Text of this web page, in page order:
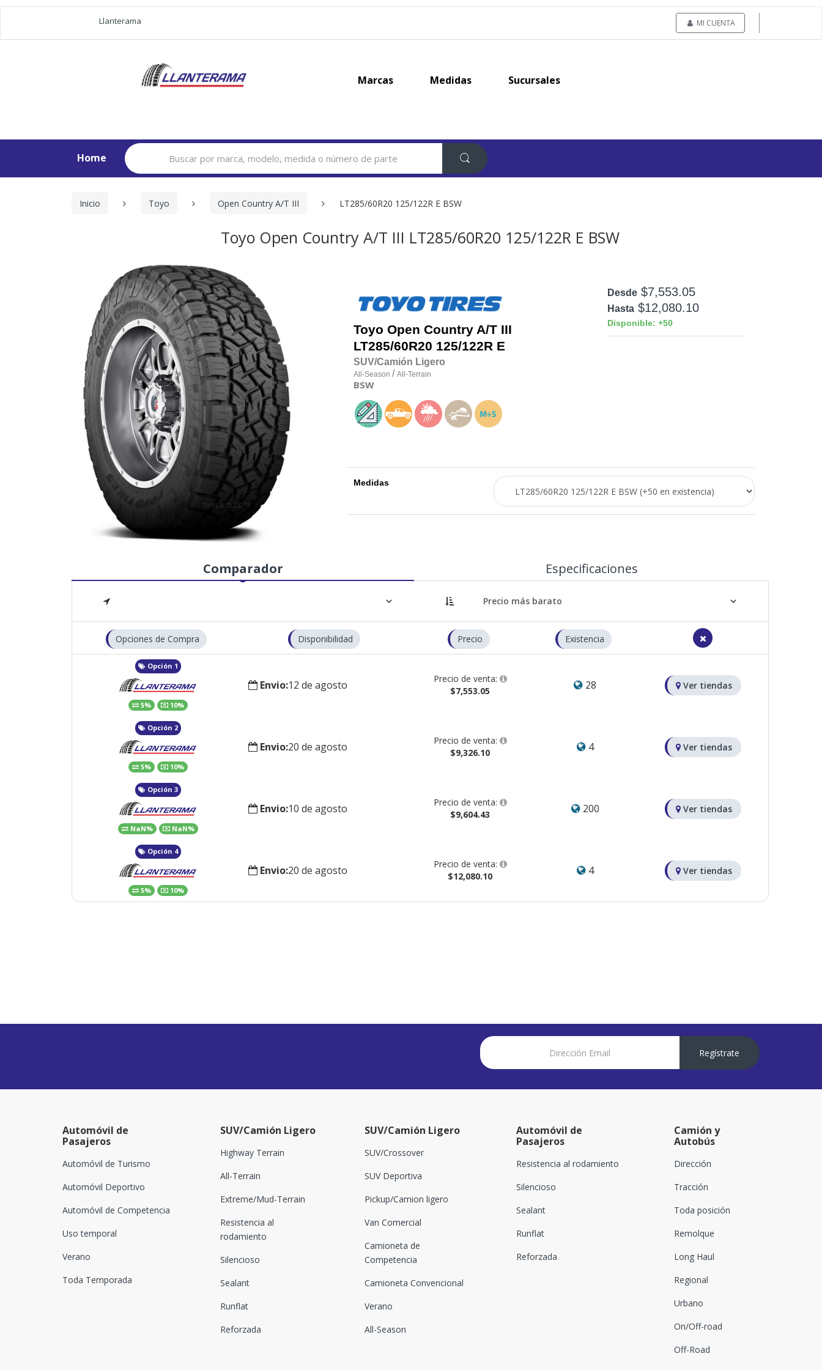
Llanterama MI CUENTA
Marcas Medidas Sucursales
Home
Search
for:
Inicio Toyo Open Country A/T III LT285/60R20 125/122R E BSW
Toyo Open Country A/T III LT285/60R20 125/122R E BSW
Toyo Open Country A/T III
LT285/60R20 125/122R E
SUV/Camión Ligero
All-Season / All-Terrain
BSW
Desde $7,553.05
Hasta $12,080.10
Disponible: +50
Medidas
Comparador Especificaciones
Opciones de Compra Disponibilidad Precio Existencia
Opción 1
5% 10%
Envio:12 de agosto
Precio de venta:
$7,553.05
28 Ver tiendas
Opción 2
5% 10%
Envio:20 de agosto
Precio de venta:
$9,326.10
4 Ver tiendas
Opción 3
NaN% NaN%
Envio:10 de agosto
Precio de venta:
$9,604.43
200 Ver tiendas
Opción 4
5% 10%
Envio:20 de agosto
Precio de venta:
$12,080.10
4 Ver tiendas
Regístrate
Automóvil de
Pasajeros
Automóvil de Turismo
Automóvil Deportivo
Automóvil de Competencia
Uso temporal
Verano
Toda Temporada
SUV/Camión Ligero
Highway Terrain
All-Terrain
Extreme/Mud-Terrain
Resistencia al
rodamiento
Silencioso
Sealant
Runflat
Reforzada
SUV/Camión Ligero
SUV/Crossover
SUV Deportiva
Pickup/Camion ligero
Van Comercial
Camioneta de
Competencia
Camioneta Convencional
Verano
All-Season
Automóvil de
Pasajeros
Resistencia al rodamiento
Silencioso
Sealant
Runflat
Reforzada
Camión y
Autobús
Dirección
Tracción
Toda posición
Remolque
Long Haul
Regional
Urbano
On/Off-road
Off-Road